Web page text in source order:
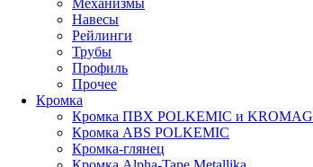
Навесы
Рейлинги
Трубы
Профиль
Прочее
Кромка
Кромка ПВХ POLKEMIC и KROMAG
Кромка ABS POLKEMIС
Кромка-глянец